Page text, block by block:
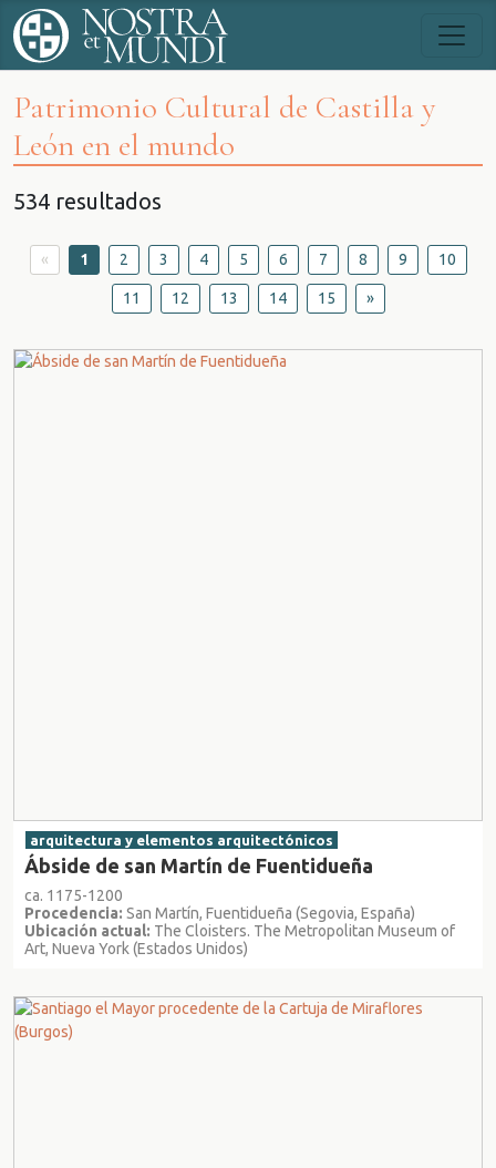
Patrimonio Cultural de Castilla y
León en el mundo
534 resultados
« 1 2 3 4 5 6 7 8 9 10
11 12 13 14 15 »
arquitectura y elementos arquitectónicos
Ábside de san Martín de Fuentidueña
ca. 1175-1200
Procedencia: San Martín, Fuentidueña (Segovia, España)
Ubicación actual: The Cloisters. The Metropolitan Museum of
Art, Nueva York (Estados Unidos)